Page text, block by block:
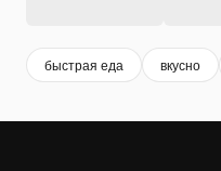
быстрая еда вкусно